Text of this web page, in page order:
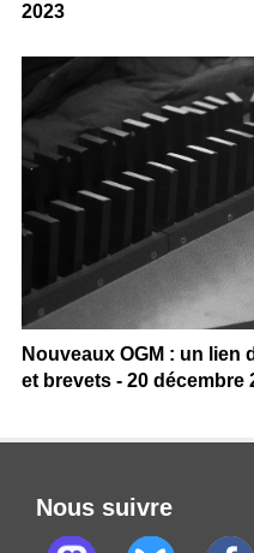
2023
Nouveaux OGM : un lien
et brevets - 20 décembre
Nous suivre